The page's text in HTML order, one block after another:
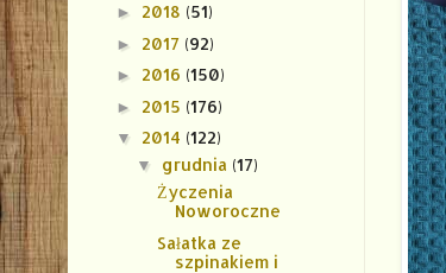
► 2018 (51)
► 2017 (92)
► 2016 (150)
► 2015 (176)
▼ 2014 (122)
▼ grudnia (17)
Życzenia
Noworoczne
Sałatka ze
szpinakiem i